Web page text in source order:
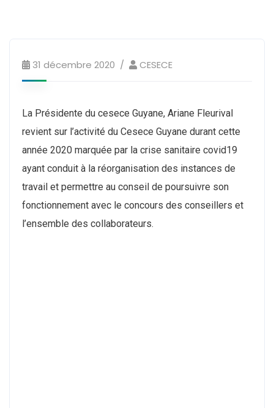
31 décembre 2020 CESECE
La Présidente du cesece Guyane, Ariane Fleurival
revient sur l’activité du Cesece Guyane durant cette
année 2020 marquée par la crise sanitaire covid19
ayant conduit à la réorganisation des instances de
travail et permettre au conseil de poursuivre son
fonctionnement avec le concours des conseillers et
l’ensemble des collaborateurs.